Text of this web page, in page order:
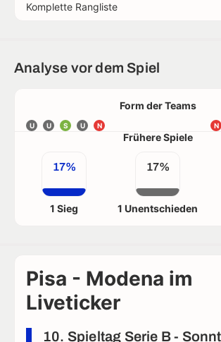
Komplette Rangliste
Analyse vor dem Spiel
Form der Teams
U U S U N N
Frühere Spiele
17%
1 Sieg
17%
1 Unentschieden
Pisa - Modena im
Liveticker
10. Spieltag Serie B -